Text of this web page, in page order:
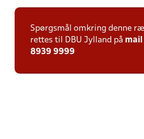
Spørgsmål omkring denne
rettes til DBU Jylland på mail
8939 9999